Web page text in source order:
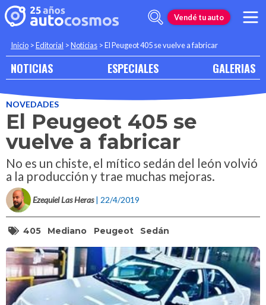
Vendé tu auto
Inicio >Editorial >Noticias >El Peugeot 405 se vuelve a fabricar
NOTICIAS ESPECIALES GALERIAS
NOVEDADES
El Peugeot 405 se
vuelve a fabricar
No es un chiste, el mítico sedán del león volvió
a la producción y trae muchas mejoras.
Ezequiel Las Heras | 22/4/2019
405 Mediano Peugeot Sedán